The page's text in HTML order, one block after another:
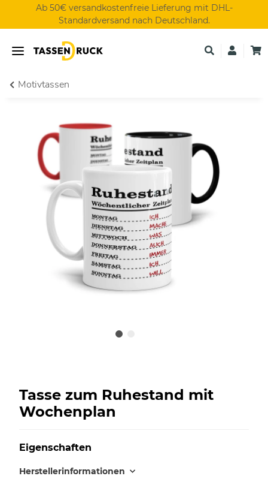
Ab 50€ versandkostenfreie Lieferung mit DHL-
Standardversand nach Deutschland.
Motivtassen
Tasse zum Ruhestand mit
Wochenplan
Eigenschaften
Herstellerinformationen